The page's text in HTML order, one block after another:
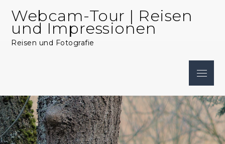
content
Webcam-Tour | Reisen
und Impressionen
Reisen und Fotografie
Menu